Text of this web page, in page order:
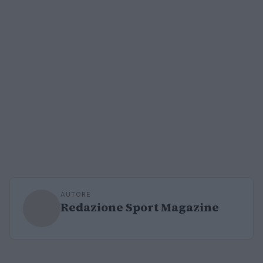
AUTORE
Redazione Sport Magazine